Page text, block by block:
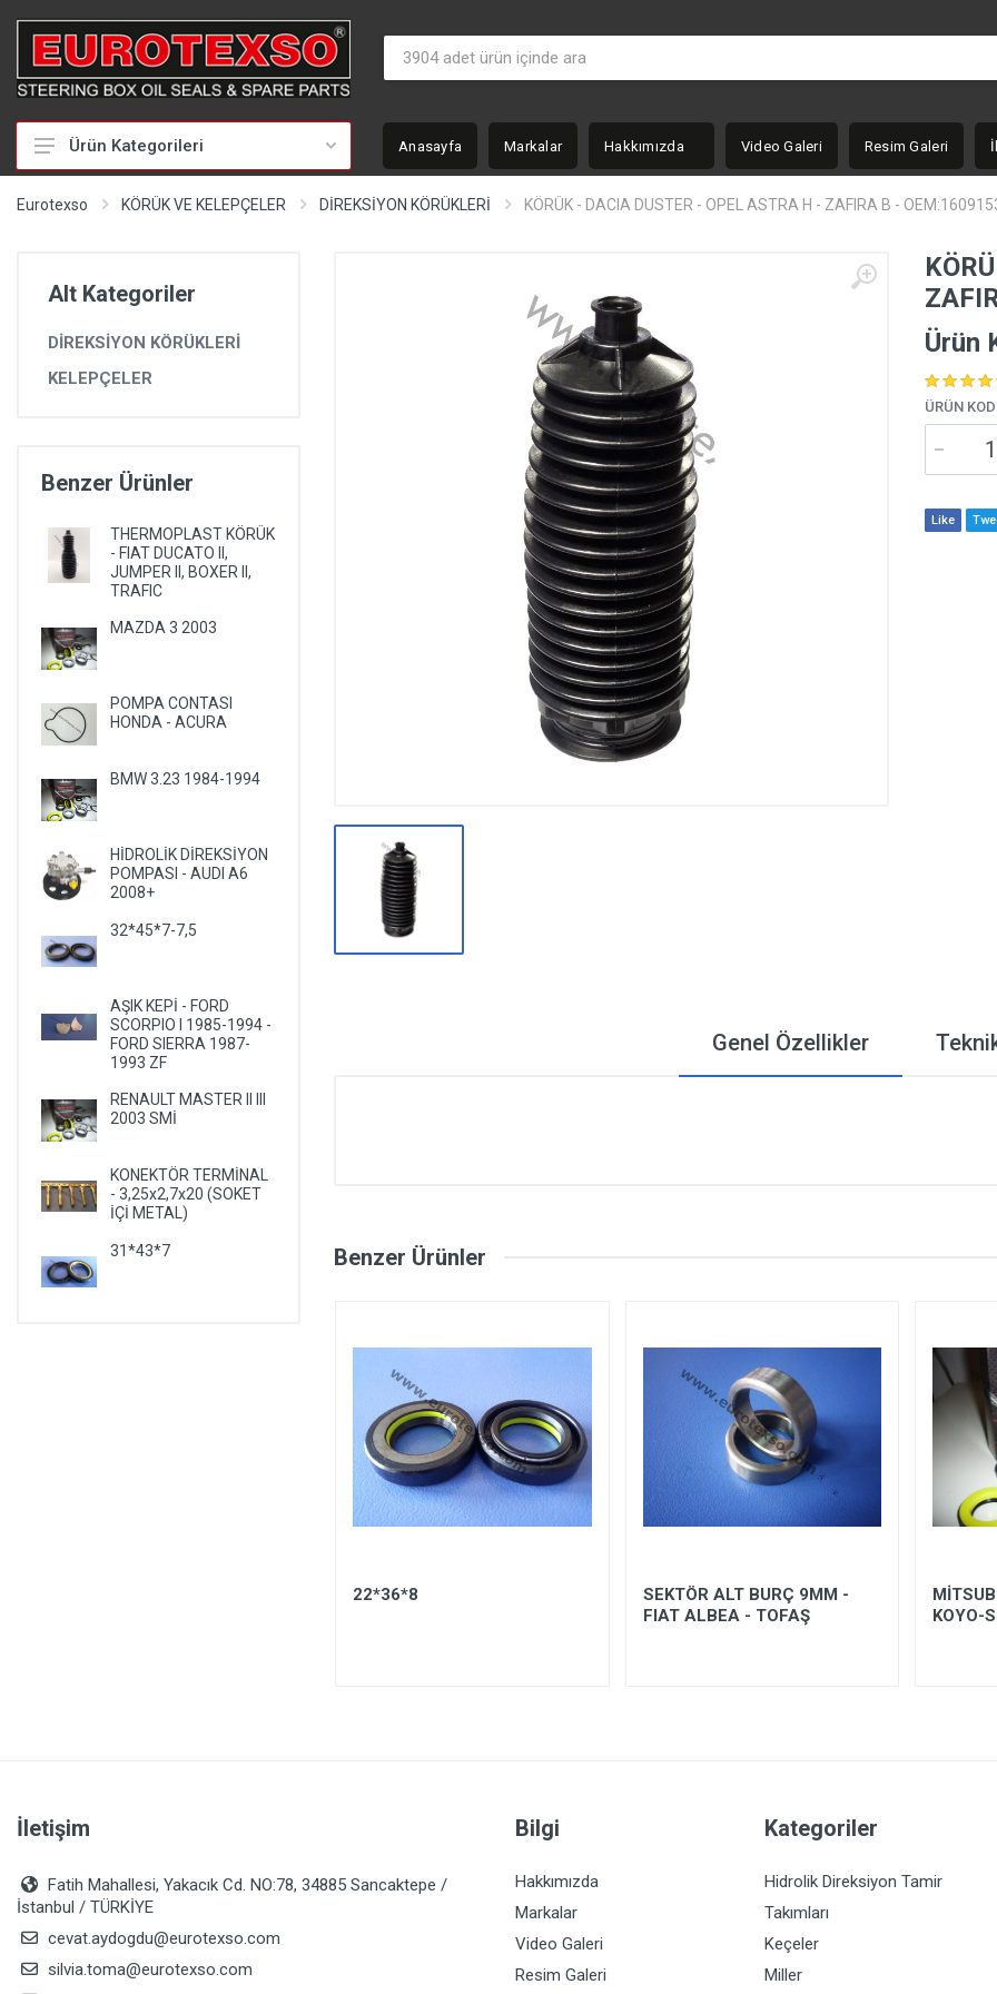
HİDROLİK DİREKSİYON TAMİR TAKIMLARI
POMPA YEDEK PARÇALARI
EPS YEDEK PARÇALARI
RULMANLAR
KÖRÜK VE KELEPÇELER
AĞIR VASITA GRUBU
Ürün Kategorileri Anasayfa Markalar Hakkımızda Video Galeri Resim Galeri
Eurotexso KÖRÜK VE KELEPÇELER DİREKSİYON KÖRÜKLERİ KÖRÜK - DACIA DUSTER - OPEL ASTRA H - ZAFIRA B -
Alt Kategoriler
DİREKSİYON KÖRÜKLERİ
KELEPÇELER
Benzer Ürünler
THERMOPLAST KÖRÜK
- FIAT DUCATO II,
JUMPER II, BOXER II,
TRAFIC
MAZDA 3 2003
POMPA CONTASI
HONDA - ACURA
BMW 3.23 1984-1994
HİDROLİK DİREKSİYON
POMPASI - AUDI A6
2008+
32*45*7-7,5
AŞIK KEPİ - FORD
SCORPIO I 1985-1994 -
FORD SIERRA 1987-
1993 ZF
RENAULT MASTER II III
2003 SMİ
KONEKTÖR TERMİNAL
- 3,25x2,7x20 (SOKET
İÇİ METAL)
31*43*7
Ürün
ÜRÜN
Like
Genel Özellikler
Benzer Ürünler
22*36*8
SEKTÖR ALT BURÇ 9MM -
FIAT ALBEA - TOFAŞ
KOYO-
İletişim
Fatih Mahallesi, Yakacık Cd. NO:78, 34885 Sancaktepe /
İstanbul / TÜRKİYE
cevat.aydogdu@eurotexso.com
silvia.toma@eurotexso.com
Bilgi
Hakkımızda
Markalar
Video Galeri
Resim Galeri
Kategoriler
Hidrolik Direksiyon Tamir
Takımları
Keçeler
Miller